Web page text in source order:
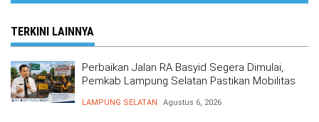
TERKINI LAINNYA
Perbaikan Jalan RA Basyid Segera Dimulai,
Pemkab Lampung Selatan Pastikan Mobilitas
LAMPUNG SELATAN Agustus 6, 2026